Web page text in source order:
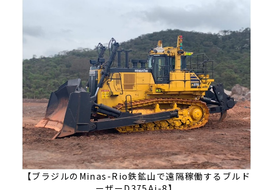
【ブラジルのMinas-Rio鉄鉱山で遠隔稼働するブルド